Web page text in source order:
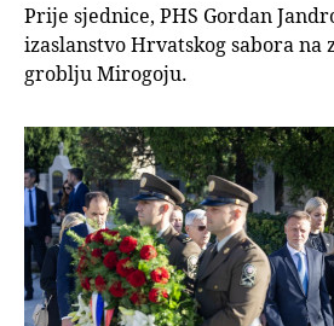
Prije sjednice, PHS Gordan
izaslanstvo Hrvatskog sabora na
groblju Mirogoju.